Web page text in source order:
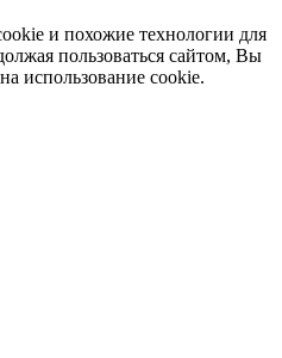
и похожие технологии для
пользоваться сайтом, Вы
использование cookie.